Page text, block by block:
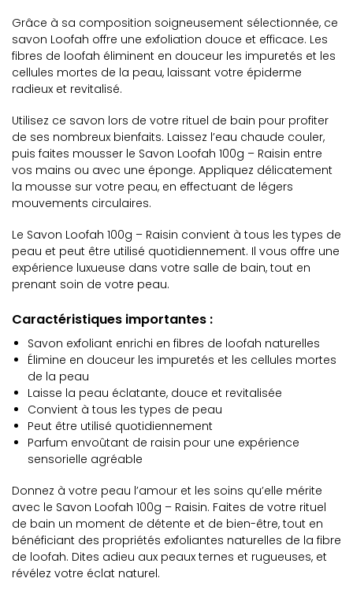
Grâce à sa composition soigneusement sélectionnée, ce
savon Loofah offre une exfoliation douce et efficace. Les
fibres de loofah éliminent en douceur les impuretés et les
cellules mortes de la peau, laissant votre épiderme
radieux et revitalisé.
Utilisez ce savon lors de votre rituel de bain pour profiter
de ses nombreux bienfaits. Laissez l’eau chaude couler,
puis faites mousser le Savon Loofah 100g – Raisin entre
vos mains ou avec une éponge. Appliquez délicatement
la mousse sur votre peau, en effectuant de légers
mouvements circulaires.
Le Savon Loofah 100g – Raisin convient à tous les types de
peau et peut être utilisé quotidiennement. Il vous offre une
expérience luxueuse dans votre salle de bain, tout en
prenant soin de votre peau.
Caractéristiques importantes :
Savon exfoliant enrichi en fibres de loofah naturelles
Élimine en douceur les impuretés et les cellules mortes
de la peau
Laisse la peau éclatante, douce et revitalisée
Convient à tous les types de peau
Peut être utilisé quotidiennement
Parfum envoûtant de raisin pour une expérience
sensorielle agréable
Donnez à votre peau l’amour et les soins qu’elle mérite
avec le Savon Loofah 100g – Raisin. Faites de votre rituel
de bain un moment de détente et de bien-être, tout en
bénéficiant des propriétés exfoliantes naturelles de la fibre
de loofah. Dites adieu aux peaux ternes et rugueuses, et
révélez votre éclat naturel.